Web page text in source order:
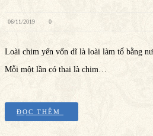
06/11/2019 0
Loài chim yến vốn dĩ là loài làm tổ bằng
Mỗi một lần có thai là chim…
ĐỌC THÊM